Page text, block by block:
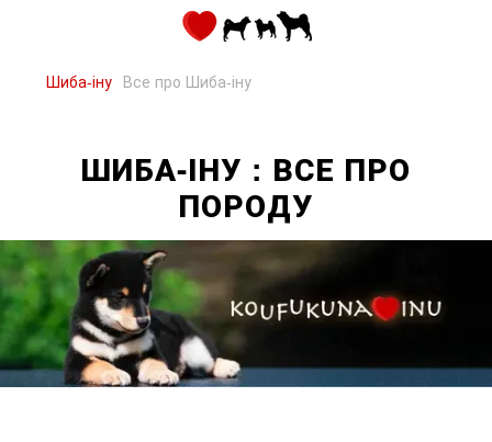
Шиба-іну Все про Шиба-іну
ШИБА-ІНУ : ВСЕ ПРО
ПОРОДУ